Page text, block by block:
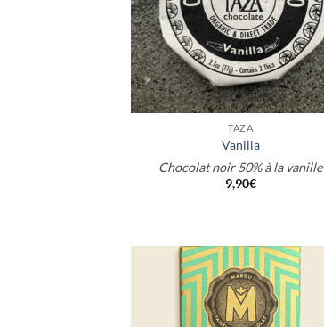
+
TAZA
Vanilla
Chocolat noir 50% à la vanille
9,90€